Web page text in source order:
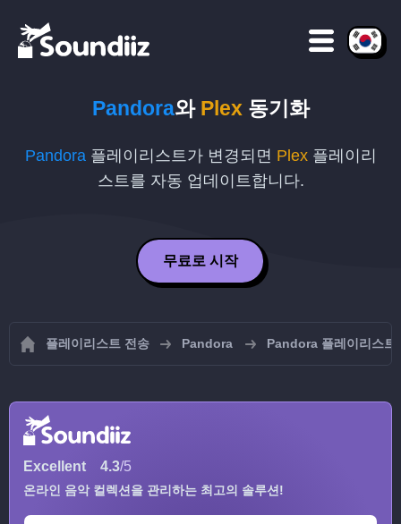
Pandora와 Plex 동기화
Pandora플레이리스트가 변경되면 Plex플레이리
스트를 자동 업데이트합니다.
무료로 시작
플레이리스트 전송 Pandora Pandora 플레이리스트
Excellent 4.3/5
온라인 음악 컬렉션을 관리하는 최고의 솔루션!